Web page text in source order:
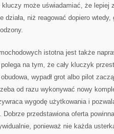
może uświadamiać, że lepiej
działa, niż reagować dopiero
istotna jest także
na tym, że cały kluczyk
wypadł grot albo pilot
od razu wykonywać nowy
wygodę użytkowania i
przedstawiona oferta
ponieważ nie każda